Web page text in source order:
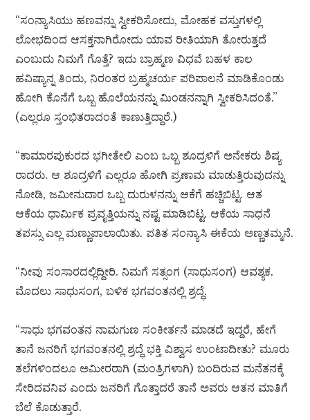
“ಸಂನ್ಯಾಸಿಯು ಹಣವನ್ನು ಸ್ವೀಕರಿಸೋದು, ಮೋಹಕ ವಸ್ತುಗಳಲ್ಲಿ
ಲೋಭದಿಂದ ಆಸಕ್ತನಾಗಿರೋದು ಯಾವ ರೀತಿಯಾಗಿ ತೋರುತ್ತದೆ
ಎಂಬುದು ನಿಮಗೆ ಗೊತ್ತೆ? ಇದು ಬ್ರಾಹ್ಮಣ ವಿಧವೆ ಬಹಳ ಕಾಲ
ಹವಿಷ್ಯಾನ್ನ ತಿಂದು, ನಿರಂತರ ಬ್ರಹ್ಮಚರ್ಯ ಪರಿಪಾಲನೆ ಮಾಡಿಕೊಂಡು
ಹೋಗಿ ಕೊನೆಗೆ ಒಬ್ಬ ಹೊಲೆಯನನ್ನು ಮಿಂಡನನ್ನಾಗಿ ಸ್ವೀಕರಿಸಿದಂತೆ.”
(ಎಲ್ಲರೂ ಸ್ತಂಭಿತರಾದಂತೆ ಕಾಣುತ್ತಿದ್ದಾರೆ.)
“ಕಾಮಾರಪುಕುರದ ಭಗೀತೇಲಿ ಎಂಬ ಒಬ್ಬ ಶೂದ್ರಳಿಗೆ ಅನೇಕರು ಶಿಷ್ಯ
ರಾದರು. ಆ ಶೂದ್ರಳಿಗೆ ಎಲ್ಲರೂ ಹೋಗಿ ಪ್ರಣಾಮ ಮಾಡುತ್ತಿರುವುದನ್ನು
ನೋಡಿ, ಜಮೀನುದಾರ ಒಬ್ಬ ದುರುಳನನ್ನು ಆಕೆಗೆ ಹಚ್ಚಿಬಿಟ್ಟ. ಆತ
ಆಕೆಯ ಧಾರ್ಮಿಕ ಪ್ರವೃತ್ತಿಯನ್ನು ನಷ್ಟ ಮಾಡಿಬಿಟ್ಟ. ಆಕೆಯ ಸಾಧನೆ
ತಪಸ್ಸು ಎಲ್ಲ ಮಣ್ಣುಪಾಲಾಯಿತು. ಪತಿತ ಸಂನ್ಯಾಸಿ ಈಕೆಯ ಅಣ್ಣತಮ್ಮನೆ.
“ನೀವು ಸಂಸಾರದಲ್ಲಿದ್ದೀರಿ. ನಿಮಗೆ ಸತ್ಸಂಗ (ಸಾಧುಸಂಗ) ಆವಶ್ಯಕ.
ಮೊದಲು ಸಾಧುಸಂಗ, ಬಳಿಕ ಭಗವಂತನಲ್ಲಿ ಶ್ರದ್ಧೆ.
“ಸಾಧು ಭಗವಂತನ ನಾಮಗುಣ ಸಂಕೀರ್ತನೆ ಮಾಡದೆ ಇದ್ದರೆ, ಹೇಗೆ
ತಾನೆ ಜನರಿಗೆ ಭಗವಂತನಲ್ಲಿ ಶ್ರದ್ಧೆ ಭಕ್ತಿ ವಿಶ್ವಾಸ ಉಂಟಾದೀತು? ಮೂರು
ತಲೆಗಳಿಂದಲೂ ಅಮೀರರಾಗಿ (ಮಂತ್ರಿಗಳಾಗಿ) ಬಂದಿರುವ ಮನೆತನಕ್ಕೆ
ಸೇರಿದವನಿವ ಎಂದು ಜನರಿಗೆ ಗೊತ್ತಾದರೆ ತಾನೆ ಅವರು ಆತನ ಮಾತಿಗೆ
ಬೆಲೆ ಕೊಡುತ್ತಾರೆ.